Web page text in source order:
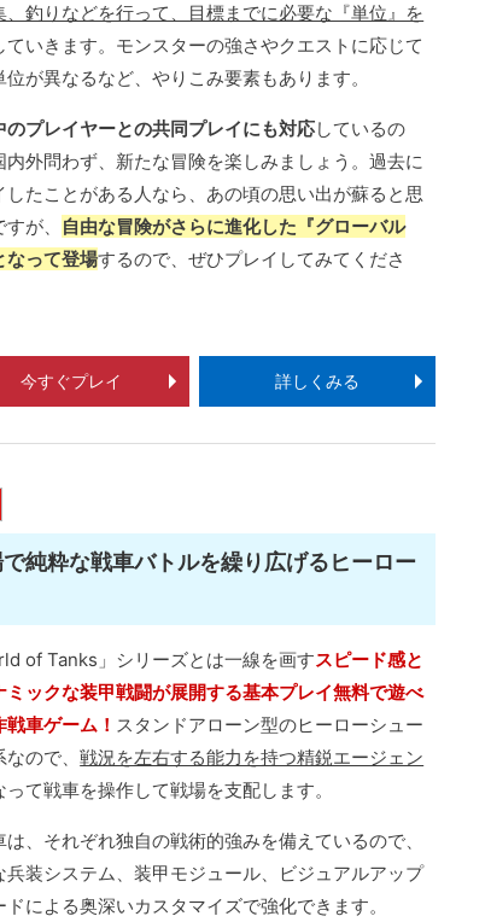
、釣りなどを行って、目標までに必要な『単位』を
ていきます。モンスターの強さやクエストに応じて
位が異なるなど、やりこみ要素もあります。
のプレイヤーとの共同プレイにも対応しているの
内外問わず、新たな冒険を楽しみましょう。過去に
したことがある人なら、あの頃の思い出が蘇ると思
が、 自由な冒険がさらに進化した『グローバル
なって登場するので、ぜひプレイしてみてくださ
今すぐプレイ 詳しくみる
純粋な戦車バトルを繰り広げるヒーロー
of Tanks」シリーズとは一線を画すスピード感と
ミックな装甲戦闘が展開する基本プレイ無料で遊べ
戦車ゲーム！ スタンドアローン型のヒーローシュー
なので、戦況を左右する能力を持つ精鋭エージェン
って戦車を操作して戦場を支配します。
は、それぞれ独自の戦術的強みを備えているので、
兵装システム、装甲モジュール、ビジュアルアップ
ドによる奥深いカスタマイズで強化できます。